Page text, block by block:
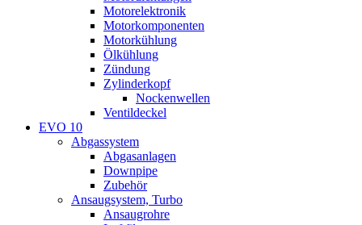
Motorelektronik
Motorkomponenten
Motorkühlung
Ölkühlung
Zündung
Zylinderkopf
Nockenwellen
Ventildeckel
EVO 10
Abgassystem
Abgasanlagen
Downpipe
Zubehör
Ansaugsystem, Turbo
Ansaugrohre